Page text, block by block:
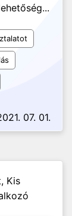
07. 01.
Kis